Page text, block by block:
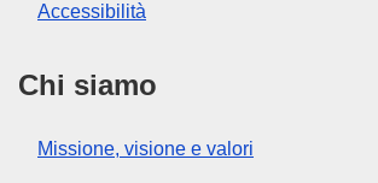
Accessibilità
Chi siamo
Missione, visione e valori